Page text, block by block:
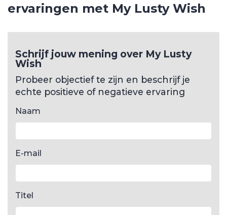
ervaringen met My Lusty Wish
Schrijf jouw mening over My Lusty
Wish
Probeer objectief te zijn en beschrijf je
echte positieve of negatieve ervaring
Naam
E-mail
Titel